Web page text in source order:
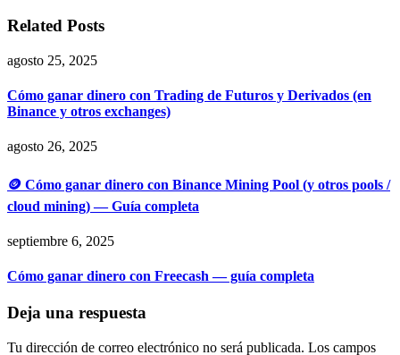
Related Posts
agosto 25, 2025
Cómo ganar dinero con Trading de Futuros y Derivados (en
Binance y otros exchanges)
agosto 26, 2025
🪙 Cómo ganar dinero con Binance Mining Pool (y otros pools /
cloud mining) — Guía completa
septiembre 6, 2025
Cómo ganar dinero con Freecash — guía completa
Deja una respuesta
Tu dirección de correo electrónico no será publicada. Los campos